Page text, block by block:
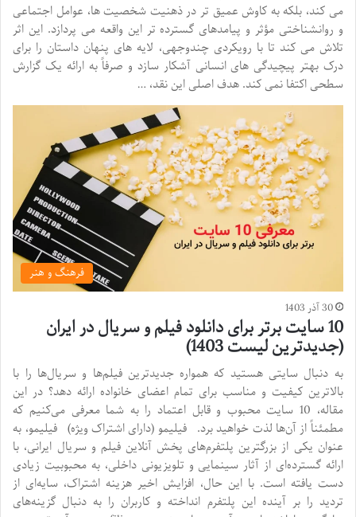
می کند، بلکه به کاوش عمیق تر در ذهنیت شخصیت ها، عوامل اجتماعی
و روانشناختی مؤثر و پیامدهای گسترده تر این واقعه می پردازد. این اثر
تلاش می کند تا با رویکردی چندوجهی، لایه های پنهان داستان را برای
درک بهتر پیچیدگی های انسانی آشکار سازد و صرفاً به ارائه یک گزارش
سطحی اکتفا نمی کند. هدف اصلی این نقد، …
فرهنگ و هنر
30 آذر 1403
10 سایت برتر برای دانلود فیلم و سریال در ایران
(جدیدترین لیست 1403)
به دنبال سایتی هستید که همواره جدیدترین فیلم‌ها و سریال‌ها را با
بالاترین کیفیت و مناسب برای تمام اعضای خانواده ارائه دهد؟ در این
مقاله، 10 سایت محبوب و قابل اعتماد را به شما معرفی می‌کنیم که
مطمئناً از آن‌ها لذت خواهید برد. فیلیمو (دارای اشتراک ویژه) فیلیمو، به
عنوان یکی از بزرگترین پلتفرم‌های پخش آنلاین فیلم و سریال ایرانی، با
ارائه گسترده‌ای از آثار سینمایی و تلویزیونی داخلی، به محبوبیت زیادی
دست یافته است. با این حال، افزایش اخیر هزینه اشتراک، سایه‌ای از
تردید را بر آینده این پلتفرم انداخته و کاربران را به دنبال گزینه‌های